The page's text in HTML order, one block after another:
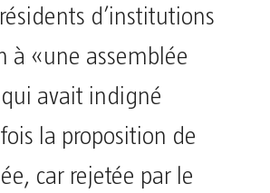
d’institutions
à «une assemblée
avait indigné
la proposition de
car rejetée par le